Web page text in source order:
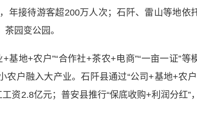
年接待游客超200万人次；石阡、雷山等地依
园变公园。
+农户”“合作社+茶农+电商”“一亩一证”等
农户融入大产业。石阡县通过“公司+基地+农户
资2.8亿元；普安县推行“保底收购+利润分红”，